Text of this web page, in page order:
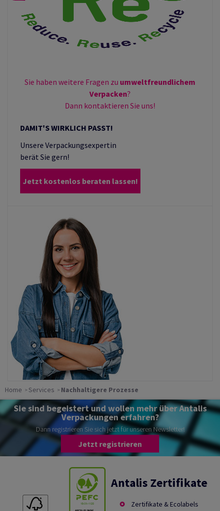
Sie haben weitere Fragen zu umweltfreundlichem
Verpacken?
Dann kontaktieren Sie uns!
DAMIT'S WIRKLICH PASST!
Unsere Verpackungsexpertin
berät Sie gern!
Jetzt kostenlos beraten lassen!
Home Services Nachhaltigere Prozesse
Sie sind begeistert und wollen mehr über Antalis
Verpackungen erfahren?
Dann registrieren Sie sich jetzt für unseren Newsletter!
Jetzt registrieren
Antalis Zertifikate
Zertifikate & Ecolabels